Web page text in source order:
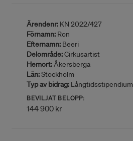
Ärendenr: KN 2022/427
Förnamn: Ron
Efternamn: Beeri
Delområde:Cirkusartist
Hemort:Åkersberga
Län:Stockholm
Typ av bidrag: Långtidsstipendium
BEVILJAT BELOPP:
144 900 kr